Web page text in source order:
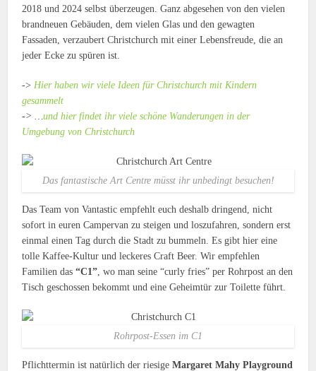
2018 und 2024 selbst überzeugen. Ganz abgesehen von den vielen
brandneuen Gebäuden, dem vielen Glas und den gewagten
Fassaden, verzaubert Christchurch mit einer Lebensfreude, die an
jeder Ecke zu spüren ist.
->Hier haben wir viele Ideen für Christchurch mit Kindern
gesammelt
-> …und hier findet ihr viele schöne Wanderungen in der
Umgebung von Christchurch
Das fantastische Art Centre müsst ihr unbedingt besuchen!
Das Team von Vantastic empfehlt euch deshalb dringend, nicht
sofort in euren Campervan zu steigen und loszufahren, sondern erst
einmal einen Tag durch die Stadt zu bummeln. Es gibt hier eine
tolle Kaffee-Kultur und leckeres Craft Beer. Wir empfehlen
Familien das“C1”, wo man seine “curly fries” per Rohrpost an den
Tisch geschossen bekommt und eine Geheimtür zur Toilette führt.
Rohrpost-Essen im C1
Pflichttermin ist natürlich der riesigeMargaret Mahy Playground